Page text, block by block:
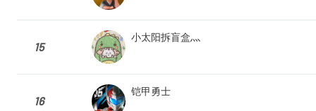
15
小太阳拆盲盒灬
16
铠甲勇士